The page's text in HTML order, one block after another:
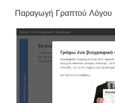
Παραγωγή Γραπτού Λόγου